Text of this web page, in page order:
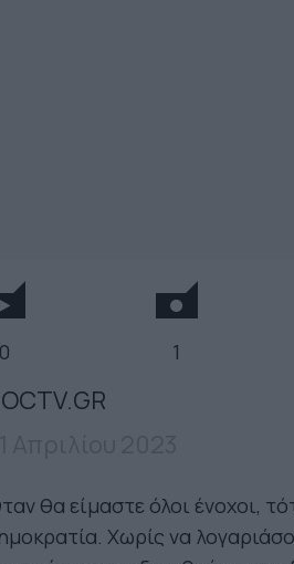
0 1
θα είμαστε όλοι ένοχοι,
Χωρίς να